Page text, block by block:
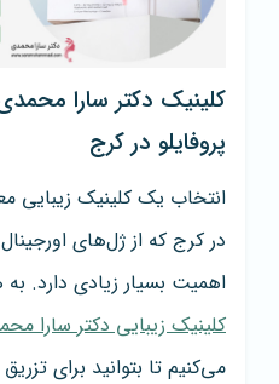
کلینیک دکتر سارا
پروفایلو در کرج
انتخاب یک کلینیک زیبایی
در کرج که از ژل‌های
اهمیت بسیار زیادی دارد.
کلینیک زیبایی دکتر سارا
می‌کنیم تا بتوانید برای